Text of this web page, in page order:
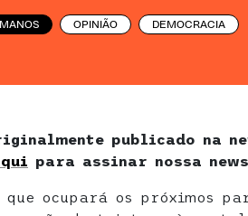
OPINIÃO DEMOCRACIA
publicado na
para assinar nossa
ocupará os próximos